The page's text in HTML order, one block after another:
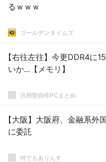
るｗｗｗ
ゴールデンタイムズ
【右往左往】今更DDR4に
いか...【メモリ】
汎用型自作PCまとめ
【大阪】大阪府、金融系外
に委託
何でもありんす